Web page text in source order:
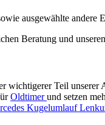
ausgewählte
Beratung und
Teil
Oldtimerund setzen
Kugelumlauf